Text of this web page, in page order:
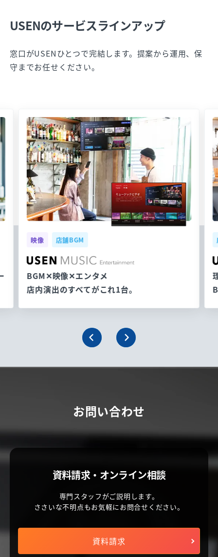
USENのサービスラインアップ
窓口がUSENひとつで完結します。提案から運用、保
守までお任せください。
映像 店舗BGM
BGM✕映像✕エンタメ
店内演出のすべてがこれ1台。
お問い合わせ
資料請求・オンライン相談
専門スタッフがご説明します。
ささいな不明点もお気軽にお問合せください。
資料請求